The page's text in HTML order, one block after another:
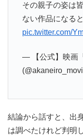
その親子の姿は
ない作品になる
pic.twitter.com/
— 【公式】映画
結論から話すと、出
は調べたけれど判明